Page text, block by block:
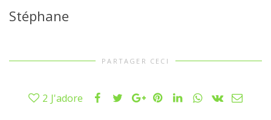
Stéphane
PARTAGER CECI
2 J'adore